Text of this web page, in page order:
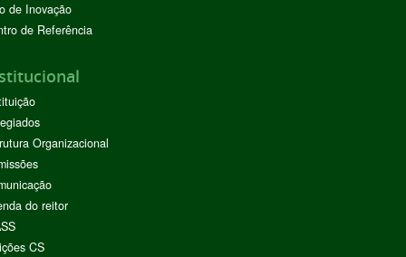
de Inovação
de Referência
Organizacional
do reitor
CS